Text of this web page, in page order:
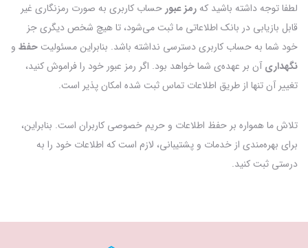
لطفا توجه داشته باشید که رمز عبور حساب کاربری به صورت رمزنگاری غیر
قابل بازیابی در بانک اطلاعاتی ما ثبت می‌شود، تا هیچ شخص دیگری جز
خود شما به حساب کاربری دسترسی نداشته باشد. بنابراین مسئولیتحفظ و
نگهداریآن بر عهده‌ی شما خواهد بود. اگر رمز عبور خود را فراموش کنید،
تغییر آن تنها از طریق اطلاعات تماس ثبت شده امکان پذیر است.
تلاش ما همواره بر حفظ اطلاعات و حریم خصوصی کاربران است. بنابراین،
برای بهره‌مندی از خدمات و پشتیبانی، لازم است که اطلاعات خود را به
درستی ثبت کنید.